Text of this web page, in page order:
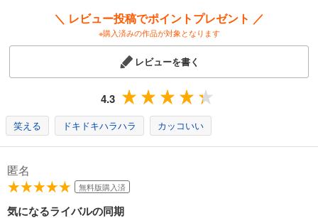
＼ レビュー投稿でポイントプレゼント ／
※購入済みの作品が対象となります
レビューを書く
4.3
笑える ドキドキハラハラ カッコいい
匿名
無料版購入済
気になるライバルの同期